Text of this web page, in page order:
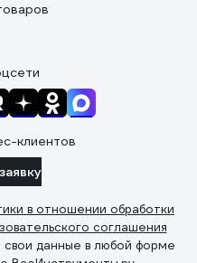
клиентов
в отношении обработки
соглашения
свои данные в любой форме